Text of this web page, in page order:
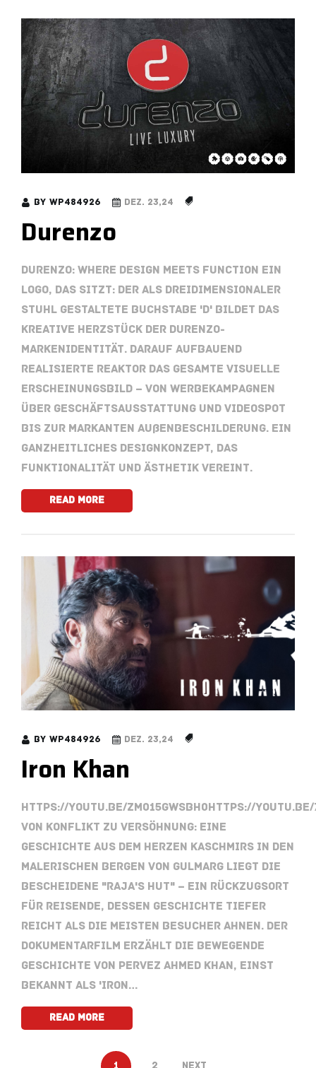
by wp484926 Dez. 23,24
Durenzo
Durenzo: Where Design meets Function Ein
Logo, das sitzt: Der als dreidimensionaler
Stuhl gestaltete Buchstabe 'd' bildet das
kreative Herzstück der Durenzo-
Markenidentität. Darauf aufbauend
realisierte Reaktor das gesamte visuelle
Erscheinungsbild – von Werbekampagnen
über Geschäftsausstattung und Videospot
bis zur markanten Außenbeschilderung. Ein
ganzheitliches Designkonzept, das
Funktionalität und Ästhetik vereint.
Read More
by wp484926 Dez. 23,24
Iron Khan
https://youtu.be/Zm015gwsBH0https://youtu.be/
Von Konflikt zu Versöhnung: Eine
Geschichte aus dem Herzen Kaschmirs In den
malerischen Bergen von Gulmarg liegt die
bescheidene "Raja's Hut" – ein Rückzugsort
für Reisende, dessen Geschichte tiefer
reicht als die meisten Besucher ahnen. Der
Dokumentarfilm erzählt die bewegende
Geschichte von Pervez Ahmed Khan, einst
bekannt als 'Iron…
Read More